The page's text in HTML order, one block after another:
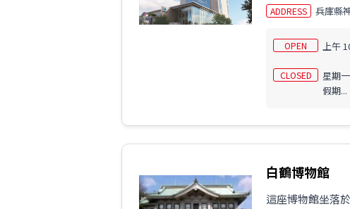
ADDRESS 兵庫縣
OPEN 上午
CLOSED
星期
假期...
白鶴博物館
這座博物館坐落